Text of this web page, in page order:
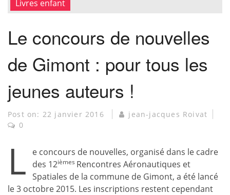
Livres enfant
Le concours de nouvelles
de Gimont : pour tous les
jeunes auteurs !
Post on: 22 janvier 2016
jean-jacques Roivat
0
L
e concours de nouvelles, organisé dans le cadre
des 12ièmes Rencontres Aéronautiques et
Spatiales de la commune de Gimont, a été lancé
le 3 octobre 2015. Les inscriptions restent cependant